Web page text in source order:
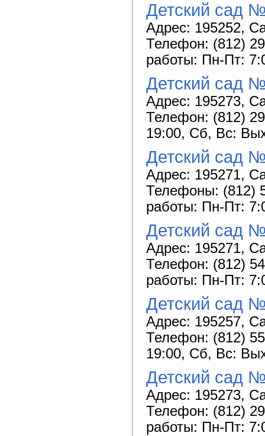
Детский сад
Адрес: 195252,
Телефон: (812)
работы: Пн-Пт:
Детский сад
Адрес: 195273,
Телефон: (812)
19:00, Сб, Вс:
Детский сад
Адрес: 195271,
Телефоны: (812)
работы: Пн-Пт:
Детский сад
Адрес: 195271,
Телефон: (812)
работы: Пн-Пт:
Детский сад
Адрес: 195257,
Телефон: (812)
19:00, Сб, Вс:
Детский сад
Адрес: 195273,
Телефон: (812)
работы: Пн-Пт: